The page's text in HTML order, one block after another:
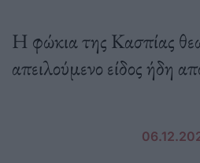
Η φώκια της Κασπίας
απειλούμενο είδος ήδη